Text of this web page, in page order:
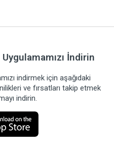
İndirin
indirmek için aşağıdaki
ve fırsatları takip etmek
indirin.